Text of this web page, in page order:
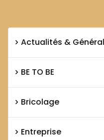
Actualités &
BE TO BE
Bricolage
Entreprise